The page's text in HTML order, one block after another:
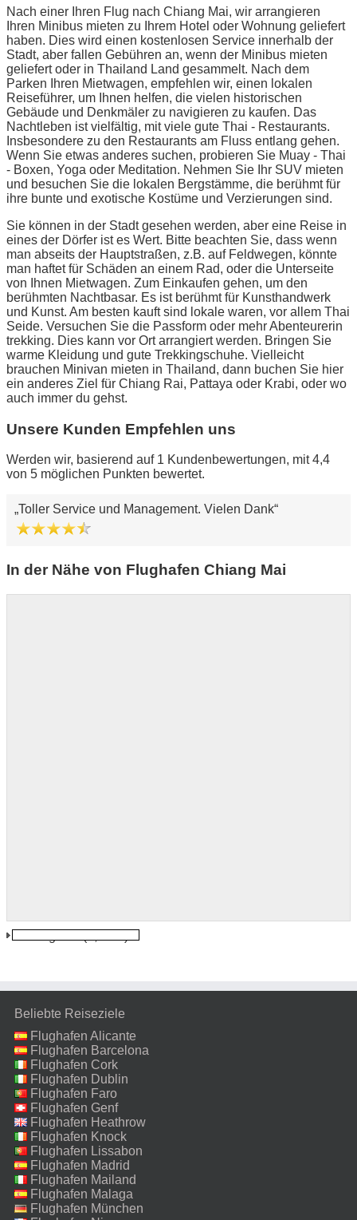
Nach einer Ihren Flug nach Chiang Mai, wir arrangieren
Ihren Minibus mieten zu Ihrem Hotel oder Wohnung geliefert
haben. Dies wird einen kostenlosen Service innerhalb der
Stadt, aber fallen Gebühren an, wenn der Minibus mieten
geliefert oder in Thailand Land gesammelt. Nach dem
Parken Ihren Mietwagen, empfehlen wir, einen lokalen
Reiseführer, um Ihnen helfen, die vielen historischen
Gebäude und Denkmäler zu navigieren zu kaufen. Das
Nachtleben ist vielfältig, mit viele gute Thai - Restaurants.
Insbesondere zu den Restaurants am Fluss entlang gehen.
Wenn Sie etwas anderes suchen, probieren Sie Muay - Thai
- Boxen, Yoga oder Meditation. Nehmen Sie Ihr SUV mieten
und besuchen Sie die lokalen Bergstämme, die berühmt für
ihre bunte und exotische Kostüme und Verzierungen sind.
Sie können in der Stadt gesehen werden, aber eine Reise in
eines der Dörfer ist es Wert. Bitte beachten Sie, dass wenn
man abseits der Hauptstraßen, z.B. auf Feldwegen, könnte
man haftet für Schäden an einem Rad, oder die Unterseite
von Ihnen Mietwagen. Zum Einkaufen gehen, um den
berühmten Nachtbasar. Es ist berühmt für Kunsthandwerk
und Kunst. Am besten kauft sind lokale waren, vor allem Thai
Seide. Versuchen Sie die Passform oder mehr Abenteurerin
trekking. Dies kann vor Ort arrangiert werden. Bringen Sie
warme Kleidung und gute Trekkingschuhe. Vielleicht
brauchen Minivan mieten in Thailand, dann buchen Sie hier
ein anderes Ziel für Chiang Rai, Pattaya oder Krabi, oder wo
auch immer du gehst.
Unsere Kunden Empfehlen uns
Werden wir, basierend auf 1 Kundenbewertungen, mit 4,4
von 5 möglichen Punkten bewertet.
Toller Service und Management. Vielen Dank
In der Nähe von Flughafen Chiang Mai
Beliebte Reiseziele
Flughafen Alicante
Flughafen Barcelona
Flughafen Cork
Flughafen Dublin
Flughafen Faro
Flughafen Genf
Flughafen Heathrow
Flughafen Knock
Flughafen Lissabon
Flughafen Madrid
Flughafen Mailand
Malpensa
Flughafen Malaga
Flughafen München